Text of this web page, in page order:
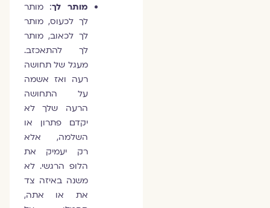
מותר לך: מותר
לך לכעוס, מותר
לך לכאוב, מותר
לך להתאכזב.
מעגל של תחושה
רעה ואז אשמה
על התחושה
הרעה שלך לא
יקדם פתרון או
השלמה, אלא
רק יעמיק את
הלופ הרגשי. לא
משנה באיזה צד
את או אתה,